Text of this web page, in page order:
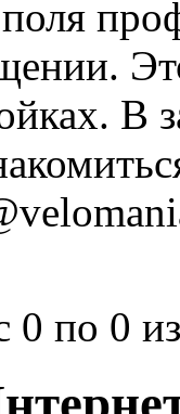
поля
В
0 по 0